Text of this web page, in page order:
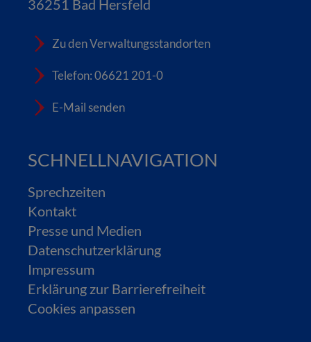
36251 Bad Hersfeld
Zu den Verwaltungsstandorten
Telefon: 06621 201-0
E-Mail senden
SCHNELLNAVIGATION
Sprechzeiten
Kontakt
Presse und Medien
Datenschutzerklärung
Impressum
Erklärung zur Barrierefreiheit
Cookies anpassen